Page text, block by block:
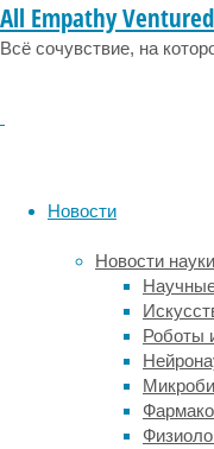
All Empathy Ventured
Всё сочувствие, на
Новости
Новости науки
Роботы
глубине,
остается
толщу
плазмы.
ему
может
предложить
еще
более
молодое